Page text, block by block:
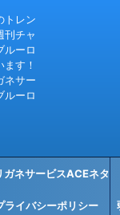
トレン
刊チャ
ルーロ
す！
ネサー
ルーロ
ガネサービスACEネタ
バレ感想
ライバシーポリシー